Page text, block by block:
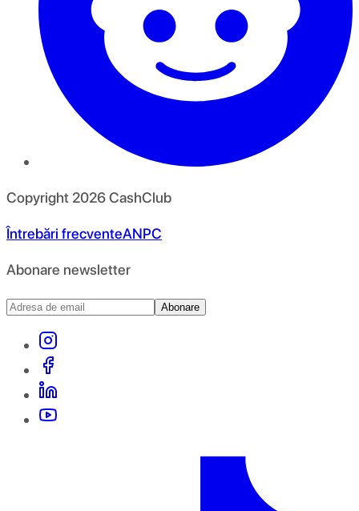
Copyright 2026CashClub
Întrebări frecventeANPC
Abonare newsletter
Abonare